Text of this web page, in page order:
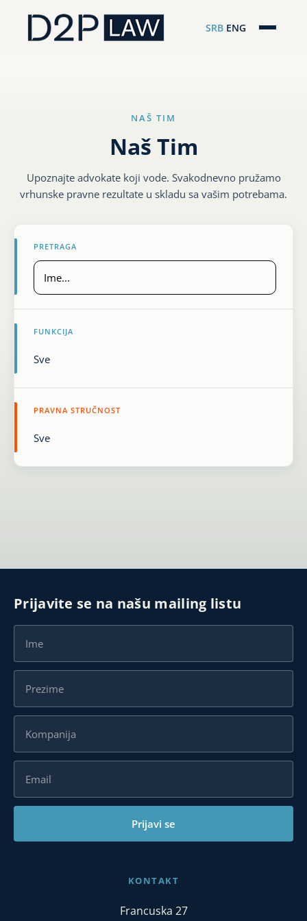
SRB ENG
Regionalna pokrivenost
D2P Novosti
Pro Bono
Karijera
Kontakt
NAŠ TIM
Naš Tim
Upoznajte advokate koji vode. Svakodnevno pružamo
vrhunske pravne rezultate u skladu sa vašim potrebama.
PRETRAGA
FUNKCIJA
PRAVNA STRUČNOST
Prijavite se na našu mailing listu
Prijavi se
KONTAKT
Francuska 27